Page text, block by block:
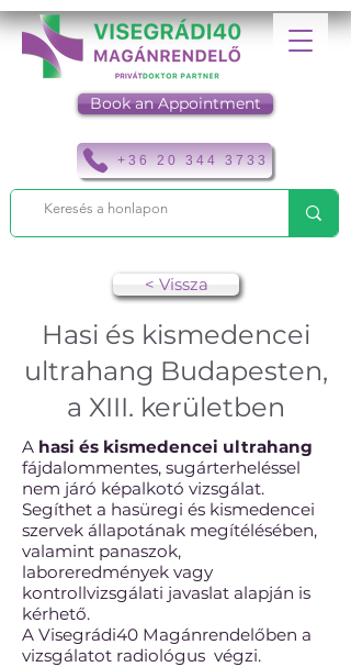
+36 20 344 3733
Book an Appointment
< Vissza
Hasi és kismedencei
ultrahang Budapesten,
a XIII. kerületben
A hasi és kismedencei ultrahang
fájdalommentes, sugárterheléssel
nem járó képalkotó vizsgálat.
Segíthet a hasüregi és kismedencei
szervek állapotának megítélésében,
valamint panaszok,
laboreredmények vagy
kontrollvizsgálati javaslat alapján is
kérhető.
A Visegrádi40 Magánrendelőben a
vizsgálatot radiológus végzi.